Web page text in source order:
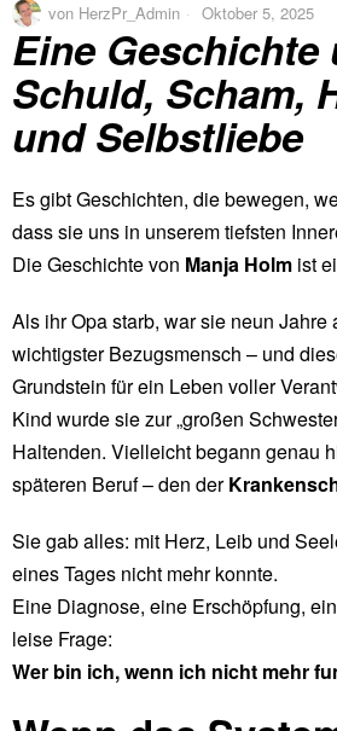
von HerzPr_Admin Oktober 5, 2025
Eine Geschichte
Schuld, Scham,
und Selbstliebe
Es gibt Geschichten, die bewegen,
dass sie uns in unserem tiefsten
Die Geschichte von Manja Holm ist
Als ihr Opa starb, war sie neun Jahre
wichtigster Bezugsmensch – und
Grundstein für ein Leben voller
Kind wurde sie zur „großen
Haltenden. Vielleicht begann genau
späteren Beruf – den der
Sie gab alles: mit Herz, Leib und
eines Tages nicht mehr konnte.
Eine Diagnose, eine Erschöpfung,
leise Frage:
Wer bin ich, wenn ich nicht mehr